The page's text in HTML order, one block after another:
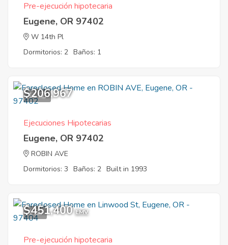
Pre-ejecución hipotecaria
Eugene, OR 97402
W 14th Pl
Dormitorios: 2 Baños: 1
11
$206,967
Ejecuciones Hipotecarias
Eugene, OR 97402
ROBIN AVE
Dormitorios: 3 Baños: 2 Built in 1993
1
$451,400 EMV
Pre-ejecución hipotecaria